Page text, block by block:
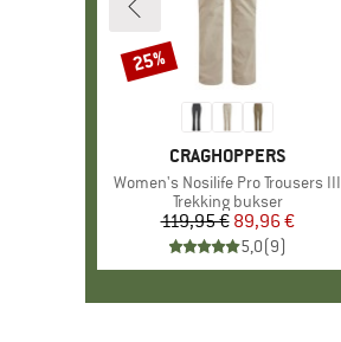
MÆRKE
CRAGHOPPERS
Artikel
Women's Nosilife Pro Trousers III
Produktgruppe
Trekking bukser
Pris
119,95 €Nedsat pris
89,96 €
5,0(9)
Rabat
25%